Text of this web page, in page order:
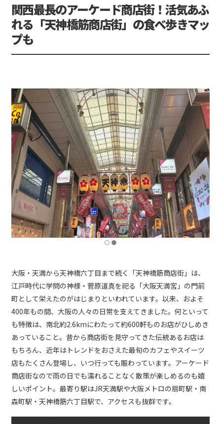
関西最長のアーケード商店街！活気あふ
れる「天神橋筋商店街」の食べ歩きマッ
プも
大阪・天満から天神橋六丁目まで続く「天神橋筋商店街」は、
江戸時代に学問の神様・菅原道真を祀る「大阪天満宮」の門前
町として栄えたのがはじまりといわれています。以来、およそ
400年もの間、大阪の人々の日常を支えてきました。何といって
も特徴は、南北約2.6kmにわたって約600軒ものお店がひしめき
あっていること。昔から商店街を見守ってきた伝統あるお店は
もちろん、近年はトレンドをおさえた最旬のカフェやスイーツ
店もたくさん登場し、いつ行っても賑わっています。アーケード
商店街なので雨の日でも濡れることなく散策が楽しめるのも嬉
しいポイント。最寄り駅はJR天満駅や大阪メトロの扇町駅・南
森町駅・天神橋筋六丁目駅で、アクセスも抜群です。